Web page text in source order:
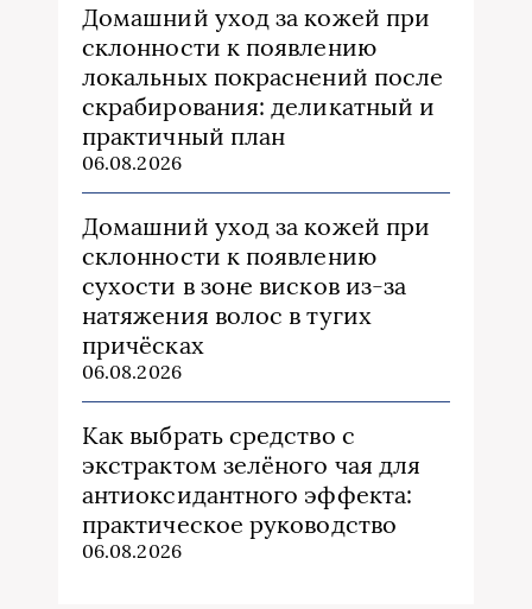
Домашний уход за кожей при
склонности к появлению
локальных покраснений после
скрабирования: деликатный и
практичный план
06.08.2026
Домашний уход за кожей при
склонности к появлению
сухости в зоне висков из‑за
натяжения волос в тугих
причёсках
06.08.2026
Как выбрать средство с
экстрактом зелёного чая для
антиоксидантного эффекта:
практическое руководство
06.08.2026